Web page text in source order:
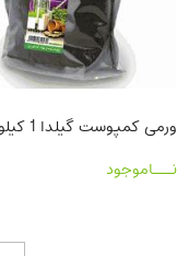
ورمی کمپوست گیلدا 1 کیلویی
نـــاموجود